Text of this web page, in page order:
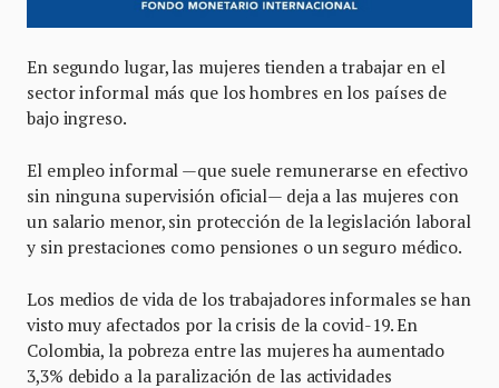
En segundo lugar, las mujeres tienden a trabajar en el
sector informal más que los hombres en los países de
bajo ingreso.
El empleo informal —que suele remunerarse en efectivo
sin ninguna supervisión oficial— deja a las mujeres con
un salario menor, sin protección de la legislación laboral
y sin prestaciones como pensiones o un seguro médico.
Los medios de vida de los trabajadores informales se han
visto muy afectados por la crisis de la covid-19. En
Colombia, la pobreza entre las mujeres ha aumentado
3,3% debido a la paralización de las actividades